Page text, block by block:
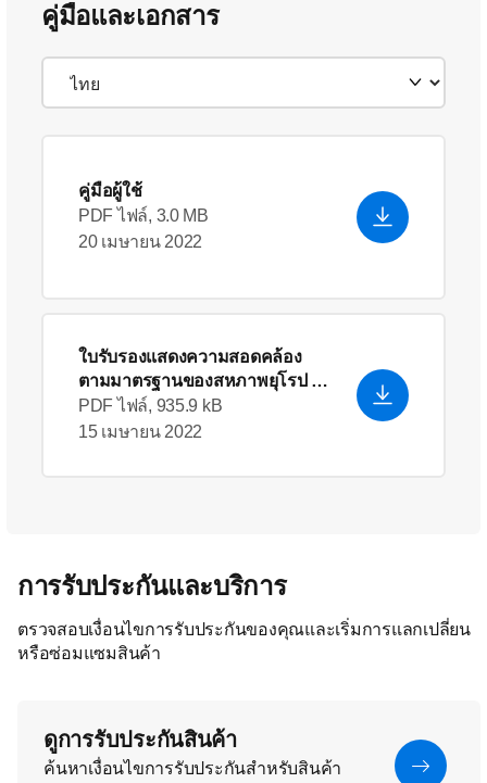
คู่มือและเอกสาร
คู่มือผู้ใช้
PDF ไฟล์, 3.0 MB
20 เมษายน 2022
ใบรับรองแสดงความสอดคล้อง
ตามมาตรฐานของสหภาพยุโรป -
English (US)
PDF ไฟล์, 935.9 kB
15 เมษายน 2022
การรับประกันและบริการ
ตรวจสอบเงื่อนไขการรับประกันของคุณและเริ่มการแลกเปลี่ยน
หรือซ่อมแซมสินค้า
ดูการรับประกันสินค้า
ค้นหาเงื่อนไขการรับประกันสำหรับสินค้า